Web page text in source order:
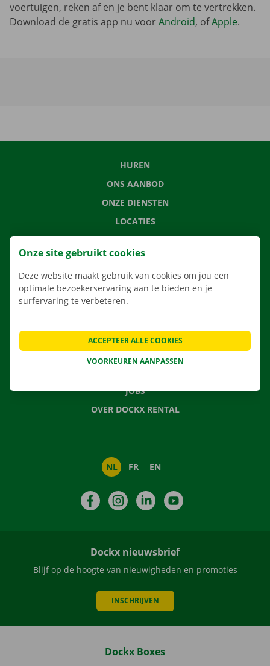
voertuigen, reken af en je bent klaar om te vertrekken.
Download de gratis app nu voorAndroid, ofApple.
HUREN
ONS AANBOD
ONZE DIENSTEN
LOCATIES
APP
VERHUISOPLOSSINGEN
VEELGESTELDE VRAGEN
NIEUWS
JOBS
OVER DOCKX RENTAL
NL FR EN
FacebookInstagramLinkedIn
Dockx nieuwsbrief
Blijf op de hoogte van nieuwigheden en promoties
INSCHRIJVEN
Dockx Boxes
Onze site gebruikt cookies
Deze website maakt gebruik van cookies om jou een
optimale bezoekerservaring aan te bieden en je
surfervaring te verbeteren.
VOORKEUREN AANPASSEN
ACCEPTEER ALLE COOKIES